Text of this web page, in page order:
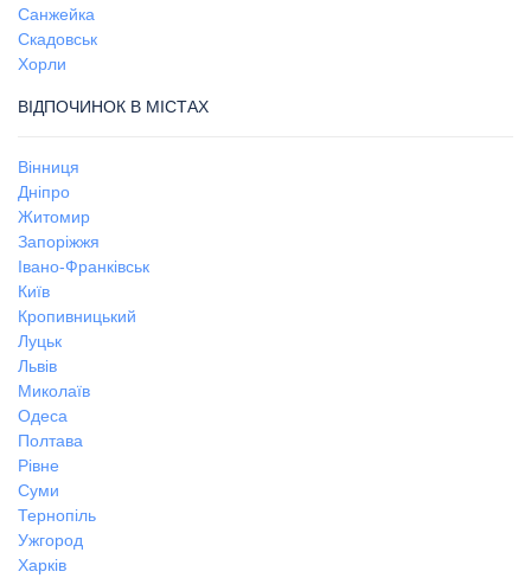
Санжейка
Скадовськ
Хорли
ВІДПОЧИНОК В МІСТАХ
Вінниця
Дніпро
Житомир
Запоріжжя
Івано-Франківськ
Київ
Кропивницький
Луцьк
Львів
Миколаїв
Одеса
Полтава
Рівне
Суми
Тернопіль
Ужгород
Харків